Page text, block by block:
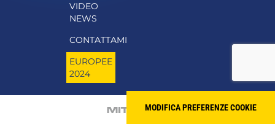
MODIFICA PREFERENZE COOKIE
VIDEO
NEWS
CONTATTAMI
EUROPEE
2024